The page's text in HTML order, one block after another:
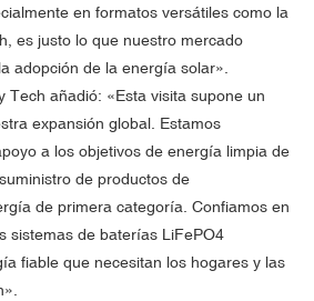
en formatos versátiles como la
es justo lo que nuestro mercado
adopción de la energía solar».
Tech añadió: «Esta visita supone un
expansión global. Estamos
a los objetivos de energía limpia de
de productos de
de primera categoría. Confiamos en
sistemas de baterías LiFePO4
fiable que necesitan los hogares y las